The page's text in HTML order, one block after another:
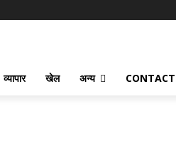
व्यापार खेल अन्य